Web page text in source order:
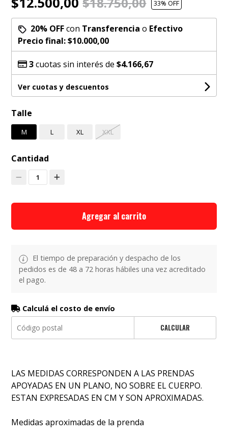
33% OFF
20% OFFcon Transferencia o Efectivo
Precio final:$10.000,00
3cuotas sin interés de$4.166,67
Ver cuotas y descuentos
Talle
M L XL XXL
Cantidad
1
Agregar al carrito
El tiempo de preparación y despacho de los
pedidos es de 48 a 72 horas hábiles una vez acreditado
el pago.
Calculá el costo de envío
CALCULAR
LAS MEDIDAS CORRESPONDEN A LAS PRENDAS
APOYADAS EN UN PLANO, NO SOBRE EL CUERPO.
ESTAN EXPRESADAS EN CM Y SON APROXIMADAS.
Medidas aproximadas de la prenda